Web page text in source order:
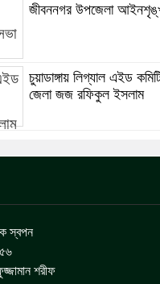
জীবননগর উপজেলা
চুয়াডাঙ্গায় লিগ্যাল এইড
জেলা জজ রফিকুল ইসলাম
স্বপন
শরীফ